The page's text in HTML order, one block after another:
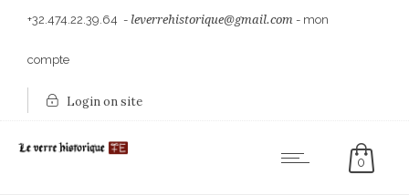
+32.474.22.39.64 - leverrehistorique@gmail.com - mon
compte
Login on site
0